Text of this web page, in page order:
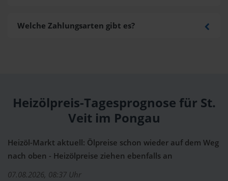
Welche Zahlungsarten gibt es?
Heizölpreis-Tagesprognose für St.
Veit im Pongau
Heizöl-Markt aktuell: Ölpreise schon wieder auf dem Weg
nach oben - Heizölpreise ziehen ebenfalls an
07.08.2026, 08:37 Uhr